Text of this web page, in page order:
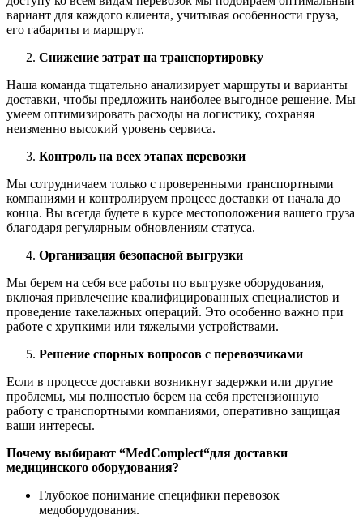
вариант для каждого клиента, учитывая особенности груза,
его габариты и маршрут.
Снижение затрат на транспортировку
Наша команда тщательно анализирует маршруты и варианты
доставки, чтобы предложить наиболее выгодное решение. Мы
умеем оптимизировать расходы на логистику, сохраняя
неизменно высокий уровень сервиса.
Контроль на всех этапах перевозки
Мы сотрудничаем только с проверенными транспортными
компаниями и контролируем процесс доставки от начала до
конца. Вы всегда будете в курсе местоположения вашего груза
благодаря регулярным обновлениям статуса.
Организация безопасной выгрузки
Мы берем на себя все работы по выгрузке оборудования,
включая привлечение квалифицированных специалистов и
проведение такелажных операций. Это особенно важно при
работе с хрупкими или тяжелыми устройствами.
Решение спорных вопросов с перевозчиками
Если в процессе доставки возникнут задержки или другие
проблемы, мы полностью берем на себя претензионную
работу с транспортными компаниями, оперативно защищая
ваши интересы.
Почему выбирают “MedComplect“для доставки
медицинского оборудования?
Глубокое понимание специфики перевозок
медоборудования.